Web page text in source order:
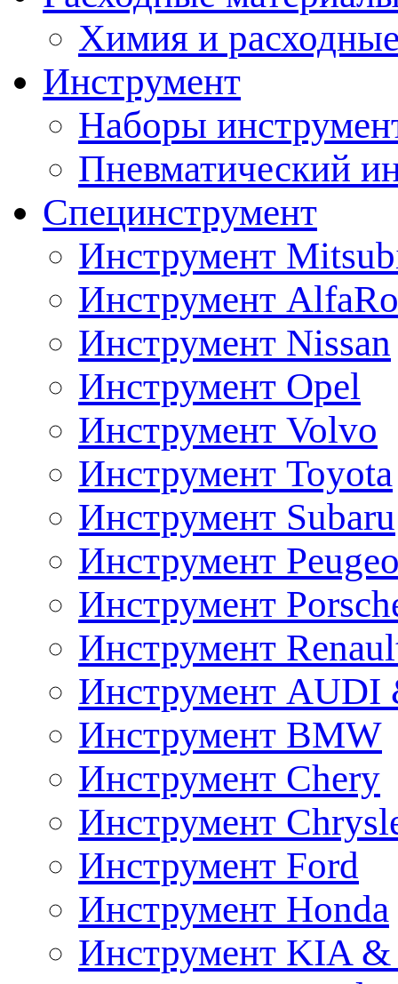
Химия и
Инструмент
Наборы
Пневматический
Специнструмент
Инструмент
Инструмент
Инструмент Nissan
Инструмент Opel
Инструмент Volvo
Инструмент Toyota
Инструмент Subaru
Инструмент
Инструмент
Инструмент
Инструмент AUDI
Инструмент BMW
Инструмент Chery
Инструмент
Инструмент Ford
Инструмент Honda
Инструмент KIA